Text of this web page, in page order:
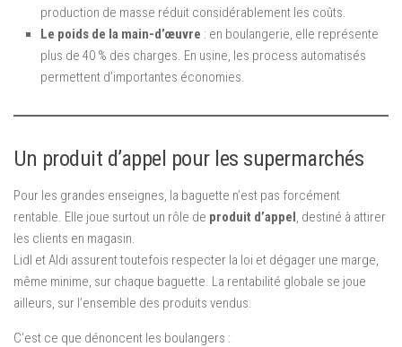
production de masse réduit considérablement les coûts.
Le poids de la main-d’œuvre : en boulangerie, elle représente
plus de 40 % des charges. En usine, les process automatisés
permettent d’importantes économies.
Un produit d’appel pour les supermarchés
Pour les grandes enseignes, la baguette n’est pas forcément
rentable. Elle joue surtout un rôle de produit d’appel, destiné à attirer
les clients en magasin.
Lidl et Aldi assurent toutefois respecter la loi et dégager une marge,
même minime, sur chaque baguette. La rentabilité globale se joue
ailleurs, sur l’ensemble des produits vendus.
C’est ce que dénoncent les boulangers :